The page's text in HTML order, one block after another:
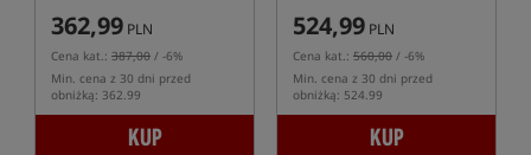
362,99 PLN
Cena kat.: 387,00 / -6%
Min. cena z 30 dni przed
obniżką: 362.99
KUP
524,99 PLN
Cena kat.: 560,00 / -6%
Min. cena z 30 dni przed
obniżką: 524.99
KUP